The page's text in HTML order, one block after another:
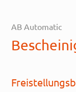
AB Automatic